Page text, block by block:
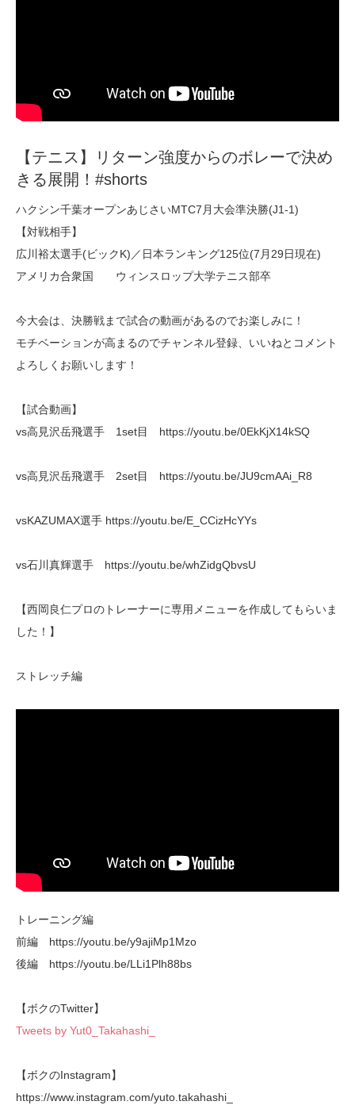
【テニス】リターン強度からのボレーで決め
きる展開！#shorts
ハクシン千葉オープンあじさいMTC7月大会準決勝(J1-1)
【対戦相手】
広川裕太選手(ビックK)／日本ランキング125位(7月29日現在)
アメリカ合衆国 ウィンスロップ大学テニス部卒
今大会は、決勝戦まで試合の動画があるのでお楽しみに！
モチベーションが高まるのでチャンネル登録、いいねとコメント
よろしくお願いします！
【試合動画】
vs高見沢岳飛選手 1set目 https://youtu.be/0EkKjX14kSQ
vs高見沢岳飛選手 2set目 https://youtu.be/JU9cmAAi_R8
vsKAZUMAX選手 https://youtu.be/E_CCizHcYYs
vs石川真輝選手 https://youtu.be/whZidgQbvsU
【西岡良仁プロのトレーナーに専用メニューを作成してもらいま
した！】
ストレッチ編
トレーニング編
前編 https://youtu.be/y9ajiMp1Mzo
後編 https://youtu.be/LLi1Plh88bs
【ボクのTwitter】
Tweets by Yut0_Takahashi_
【ボクのInstagram】
https://www.instagram.com/yuto.takahashi_